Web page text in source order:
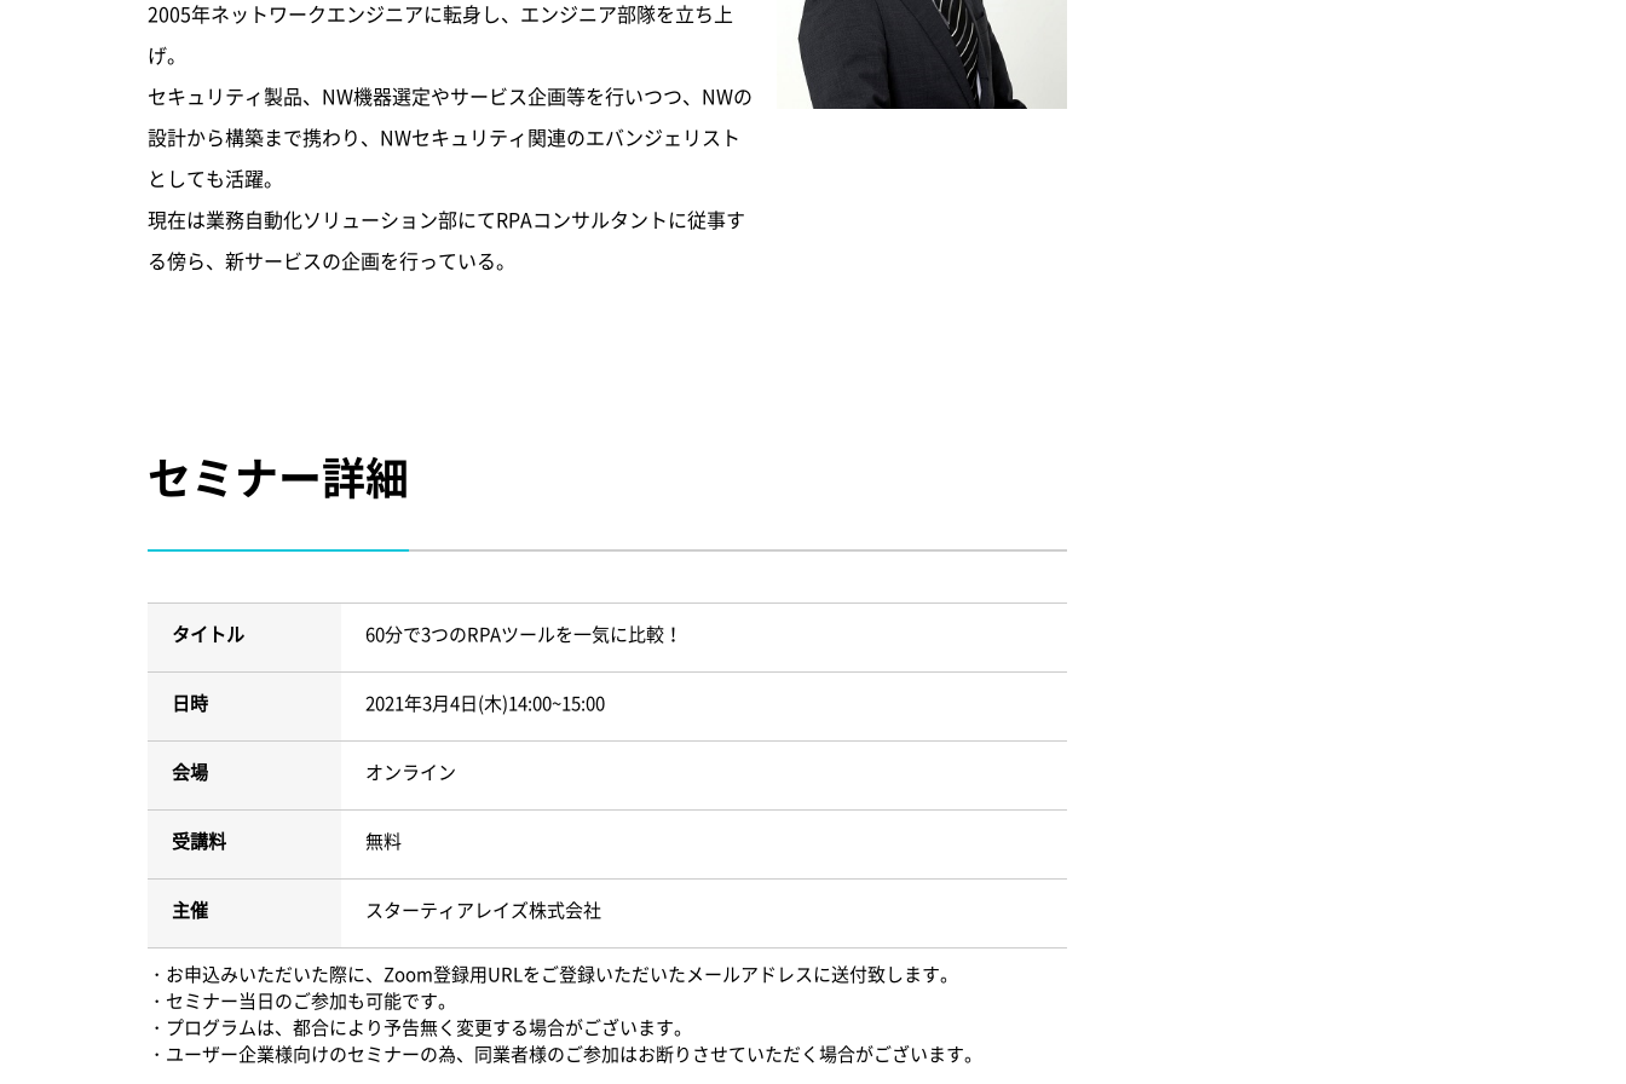
2005年ネットワークエンジニアに転身し、エンジニア部隊を立ち上
げ。
セキュリティ製品、NW機器選定やサービス企画等を行いつつ、NWの
設計から構築まで携わり、NWセキュリティ関連のエバンジェリスト
としても活躍。
現在は業務自動化ソリューション部にてRPAコンサルタントに従事す
る傍ら、新サービスの企画を行っている。
セミナー詳細
タイトル 60分で3つのRPAツールを一気に比較！
日時 2021年3月4日(木)14:00~15:00
会場 オンライン
受講料 無料
主催 スターティアレイズ株式会社
・お申込みいただいた際に、Zoom登録用URLをご登録いただいたメールアドレスに送付致します。
・セミナー当日のご参加も可能です。
・プログラムは、都合により予告無く変更する場合がございます。
・ユーザー企業様向けのセミナーの為、同業者様のご参加はお断りさせていただく場合がございます。